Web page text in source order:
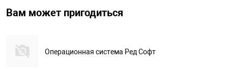
Вам может пригодиться
Операционная система Ред Софт